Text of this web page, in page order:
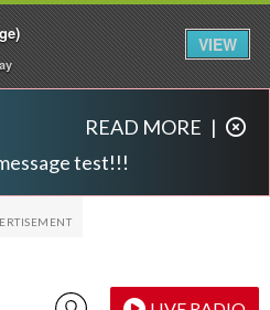
test!!!
READ MORE |
VIEW